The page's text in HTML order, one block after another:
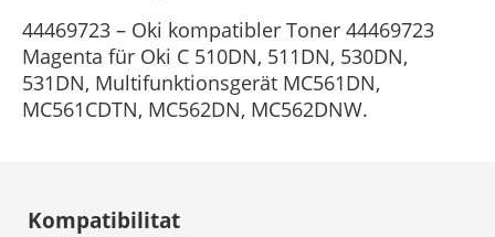
44469723 – Oki kompatibler Toner 44469723
Magenta für Oki C 510DN, 511DN, 530DN,
531DN, Multifunktionsgerät MC561DN,
MC561CDTN, MC562DN, MC562DNW.
Kompatibilitat